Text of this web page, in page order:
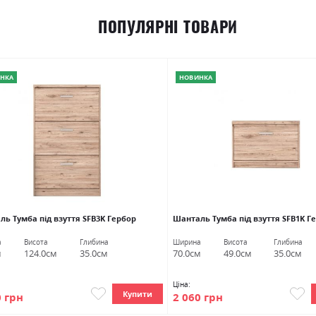
ПОПУЛЯРНІ ТОВАРИ
Тумба під взуття SFB3K Гербор
Висота
124.0см
Глибина
35.0см
грн Купити
НОВИНКА
Шанталь Тумба під взуття SFB1K
Ширина
70.0см
Висота
49.0см
Глибина
35.0см
Ціна:
2 060 грн